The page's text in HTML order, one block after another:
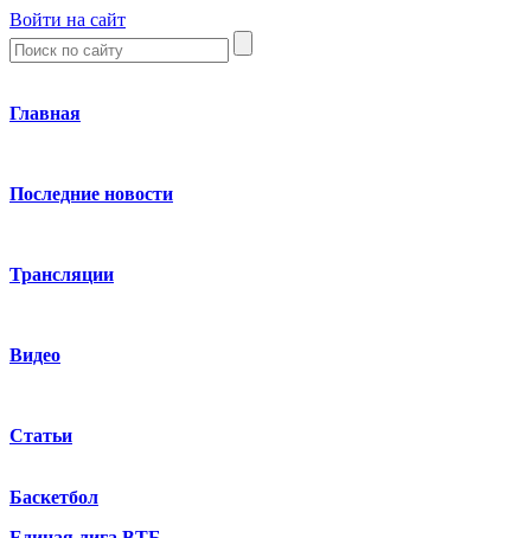
Войти на сайт
Главная
Последние новости
Трансляции
Видео
Статьи
Баскетбол